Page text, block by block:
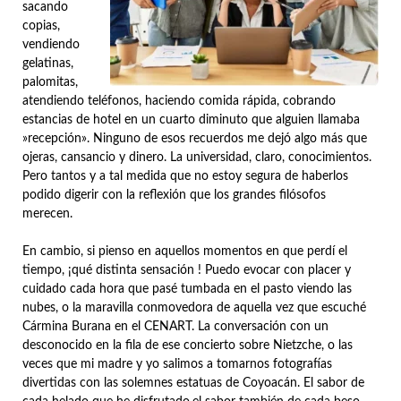
sacando
copias,
vendiendo
gelatinas,
palomitas,
atendiendo teléfonos, haciendo comida rápida, cobrando
estancias de hotel en un cuarto diminuto que alguien llamaba
»recepción». Ninguno de esos recuerdos me dejó algo más que
ojeras, cansancio y dinero. La universidad, claro, conocimientos.
Pero tantos y a tal medida que no estoy segura de haberlos
podido digerir con la reflexión que los grandes filósofos
merecen.
En cambio, si pienso en aquellos momentos en que perdí el
tiempo, ¡qué distinta sensación ! Puedo evocar con placer y
cuidado cada hora que pasé tumbada en el pasto viendo las
nubes, o la maravilla conmovedora de aquella vez que escuché
Cármina Burana en el CENART. La conversación con un
desconocido en la fila de ese concierto sobre Nietzche, o las
veces que mi madre y yo salimos a tomarnos fotografías
divertidas con las solemnes estatuas de Coyoacán. El sabor de